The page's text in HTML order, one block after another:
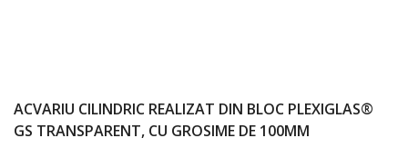
ACVARIU CILINDRIC REALIZAT DIN BLOC PLEXIGLAS®
GS TRANSPARENT, CU GROSIME DE 100MM